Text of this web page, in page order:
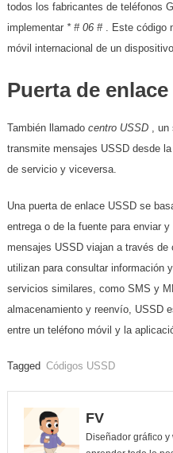
todos los fabricantes de teléfonos
implementar * # 06 #. Este código
móvil internacional de un
Puerta de enlace
También llamado centro USSD, un
transmite mensajes USSD desde
de servicio y viceversa.
Una puerta de enlace USSD se
entrega o de la fuente para enviar
mensajes USSD viajan a través
utilizan para consultar información
servicios similares, como SMS y
almacenamiento y reenvío, USSD
entre un teléfono móvil y la
Tagged Códigos USSD
FV
Diseñador gráfico